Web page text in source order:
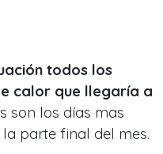
todos los
calor que llegaría a
son los días mas
parte final del mes.